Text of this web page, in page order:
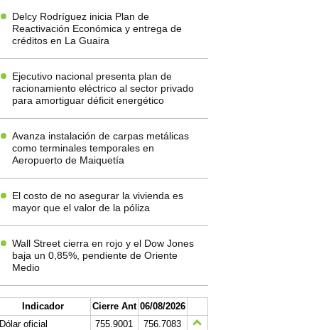
Delcy Rodríguez inicia Plan de
Reactivación Económica y entrega de
créditos en La Guaira
Ejecutivo nacional presenta plan de
racionamiento eléctrico al sector privado
para amortiguar déficit energético
Avanza instalación de carpas metálicas
como terminales temporales en
Aeropuerto de Maiquetía
El costo de no asegurar la vivienda es
mayor que el valor de la póliza
Wall Street cierra en rojo y el Dow Jones
baja un 0,85%, pendiente de Oriente
Medio
Indicador Cierre Ant 06/08/2026
Dólar oficial
755.9001
756.7083